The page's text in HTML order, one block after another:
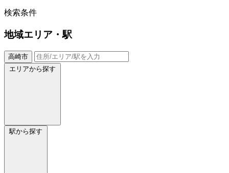
検索条件
地域エリア・駅
高崎市
エリアから探す
駅から探す